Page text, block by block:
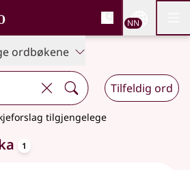
, Bokmålsordboka og
NN
ordbøkene
Tilfeldig ord
tilgjengelege
1